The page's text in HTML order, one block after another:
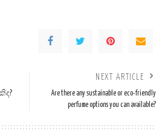
NEXT ARTICLE
Are there any sustainable or eco-friendly
perfume options you can available?